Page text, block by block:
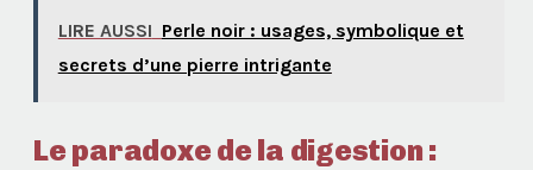
LIRE AUSSI Perle noir : usages, symbolique et
secrets d’une pierre intrigante
Le paradoxe de la digestion :